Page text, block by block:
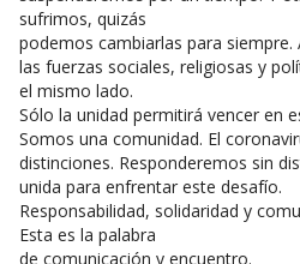
sufrimos, quizás
podemos cambiarlas para
las fuerzas sociales, religiosas y
el mismo lado.
Sólo la unidad permitirá vencer en
Somos una comunidad. El
distinciones. Responderemos sin
unida para enfrentar este desafío.
Responsabilidad, solidaridad y
Esta es la palabra
de comunicación y encuentro.